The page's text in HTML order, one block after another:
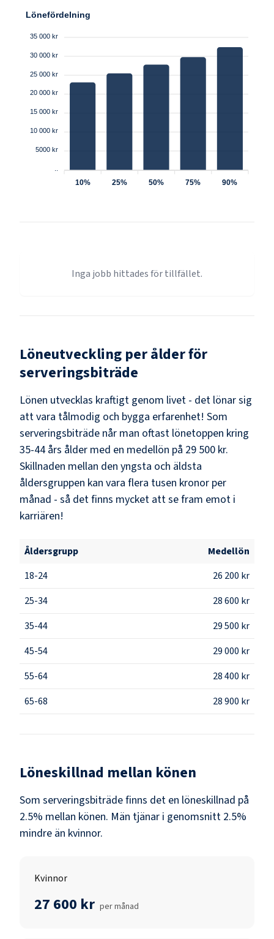
Lönefördelning
35 000 kr
30 000 kr
25 000 kr
20 000 kr
15 000 kr
10 000 kr
5000 kr
10% 25% 50% 75% 90%
Inga jobb hittades för tillfället.
Löneutveckling per ålder för
serveringsbiträde
Lönen utvecklas kraftigt genom livet - det lönar sig
att vara tålmodig och bygga erfarenhet! Som
serveringsbiträde når man oftast lönetoppen kring
35-44 års ålder med en medellön på 29 500 kr.
Skillnaden mellan den yngsta och äldsta
åldersgruppen kan vara flera tusen kronor per
månad - så det finns mycket att se fram emot i
karriären!
Åldersgrupp
Medellön
18-24
26 200 kr
25-34
28 600 kr
35-44
29 500 kr
45-54
29 000 kr
55-64
28 400 kr
65-68
28 900 kr
Löneskillnad mellan könen
Som serveringsbiträdefinns det en löneskillnad på
2.5% mellan könen. Män tjänar i genomsnitt 2.5%
mindre än kvinnor.
Kvinnor
27 600 kr per månad